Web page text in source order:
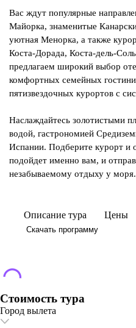
Вас ждут популярные
Майорка, знаменитые
уютная Менорка, а также
Коста-Дорада, Коста-дель-
предлагаем широкий выбор
комфортных семейных
пятизвездочных курортов с
Наслаждайтесь золотистыми
водой, гастрономией
Испании. Подберите курорт и
подойдет именно вам, и
незабываемому отдыху у моря.
Описание тура Цены
Скачать программу
Стоимость тура
Город вылета